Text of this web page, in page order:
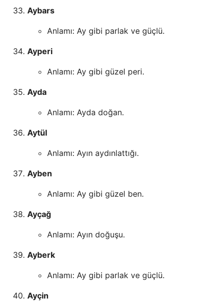
Aybars
Anlamı: Ay gibi parlak ve güçlü.
Ayperi
Anlamı: Ay gibi güzel peri.
Ayda
Anlamı: Ayda doğan.
Aytül
Anlamı: Ayın aydınlattığı.
Ayben
Anlamı: Ay gibi güzel ben.
Ayçağ
Anlamı: Ayın doğuşu.
Ayberk
Anlamı: Ay gibi parlak ve güçlü.
Ayçin